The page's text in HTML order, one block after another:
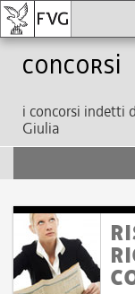
Concorsi
i concorsi indetti
Giulia